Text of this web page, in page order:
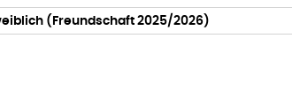
(Freundschaft 2025/2026)